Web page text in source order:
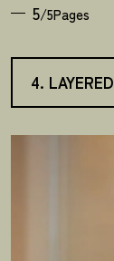
5/5Pages
4. LAYERED